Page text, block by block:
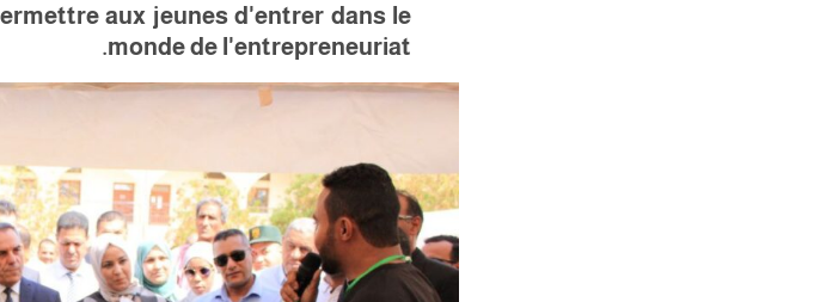
aux jeunes d'entrer dans le
monde de l'entrepreneuriat.